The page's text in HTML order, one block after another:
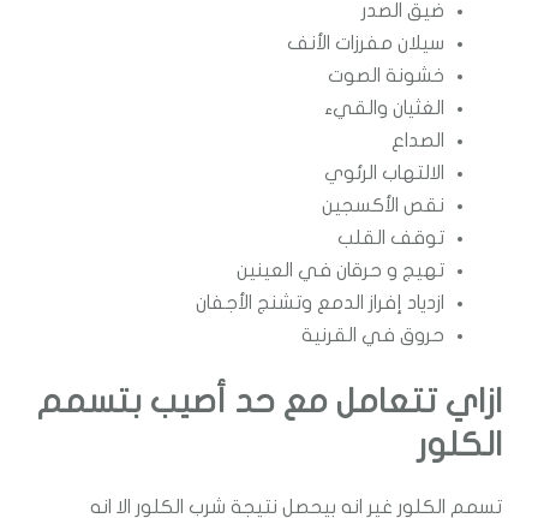
ضيق الصدر
سيلان مفرزات الأنف
خشونة الصوت
الغثيان والقيء
الصداع
الالتهاب الرئوي
نقص الأكسجين
توقف القلب
تهيج و حرقان في العينين
ازدياد إفراز الدمع وتشنج الأجفان
حروق في القرنية
ازاي تتعامل مع حد أصيب بتسمم
الكلور
تسمم الكلور غير انه بيحصل نتيجة شرب الكلور الا انه